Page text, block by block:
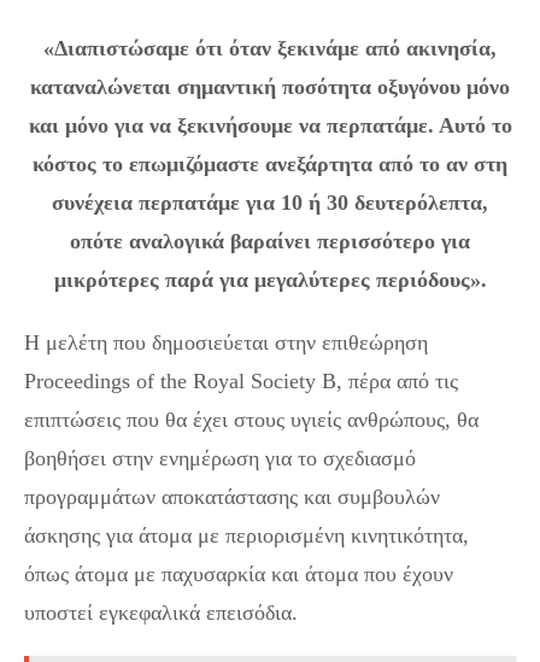
«Διαπιστώσαμε ότι όταν ξεκινάμε από ακινησία,
καταναλώνεται σημαντική ποσότητα οξυγόνου μόνο
και μόνο για να ξεκινήσουμε να περπατάμε. Αυτό το
κόστος το επωμιζόμαστε ανεξάρτητα από το αν στη
συνέχεια περπατάμε για 10 ή 30 δευτερόλεπτα,
οπότε αναλογικά βαραίνει περισσότερο για
μικρότερες παρά για μεγαλύτερες περιόδους».
Η μελέτη που δημοσιεύεται στην επιθεώρηση
Proceedings of the Royal Society B, πέρα από τις
επιπτώσεις που θα έχει στους υγιείς ανθρώπους, θα
βοηθήσει στην ενημέρωση για το σχεδιασμό
προγραμμάτων αποκατάστασης και συμβουλών
άσκησης για άτομα με περιορισμένη κινητικότητα,
όπως άτομα με παχυσαρκία και άτομα που έχουν
υποστεί εγκεφαλικά επεισόδια.